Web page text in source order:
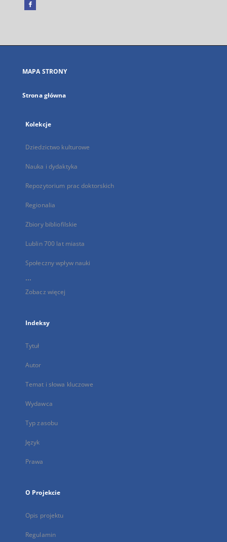
Facebook
się
karcie
MAPA STRONY
Strona główna
Kolekcje
Dziedzictwo kulturowe
Nauka i dydaktyka
Repozytorium prac doktorskich
Regionalia
Zbiory bibliofilskie
Lublin 700 lat miasta
Społeczny wpływ nauki
...
Zobacz więcej
Indeksy
Tytuł
Autor
Temat i słowa kluczowe
Wydawca
Typ zasobu
Język
Prawa
O Projekcie
Opis projektu
Regulamin